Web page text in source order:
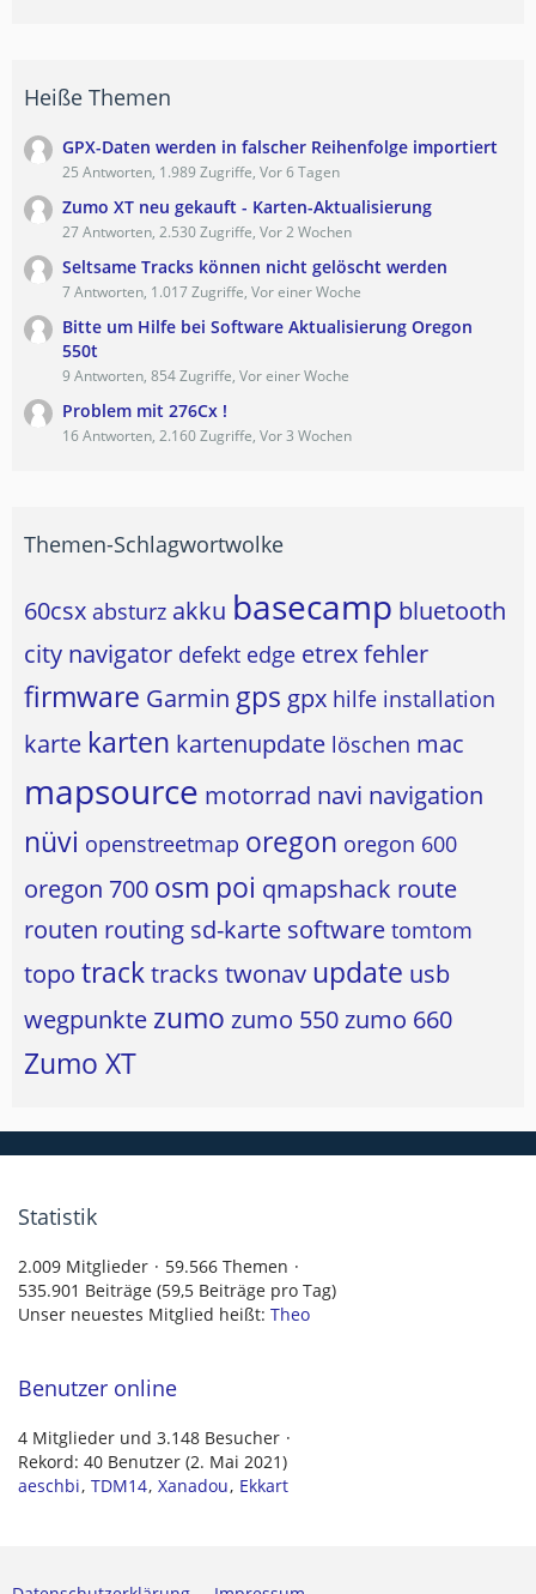
Heiße Themen
GPX-Daten werden in falscher Reihenfolge importiert
25 Antworten, 1.989 Zugriffe, Vor 6 Tagen
Zumo XT neu gekauft - Karten-Aktualisierung
27 Antworten, 2.530 Zugriffe, Vor 2 Wochen
Seltsame Tracks können nicht gelöscht werden
7 Antworten, 1.017 Zugriffe, Vor einer Woche
Bitte um Hilfe bei Software Aktualisierung Oregon
550t
9 Antworten, 854 Zugriffe, Vor einer Woche
Problem mit 276Cx !
16 Antworten, 2.160 Zugriffe, Vor 3 Wochen
Themen-Schlagwortwolke
60csx absturz akku basecamp bluetooth
city navigator defekt edge etrexfehler
firmware Garmin gps gpx hilfe installation
karte karten kartenupdate löschen mac
mapsource motorrad navi navigation
nüvi openstreetmap oregon oregon 600
oregon 700 osm poi qmapshack route
routen routing sd-karte software tomtom
topo tracktracks twonav update usb
wegpunkte zumo zumo 550zumo 660
Zumo XT
Statistik
2.009 Mitglieder
59.566 Themen
535.901 Beiträge (59,5 Beiträge pro Tag)
Unser neuestes Mitglied heißt: Theo
Benutzer online
4 Mitglieder und 3.148 Besucher
Rekord: 40 Benutzer (2. Mai 2021)
aeschbi TDM14 Xanadou Ekkart